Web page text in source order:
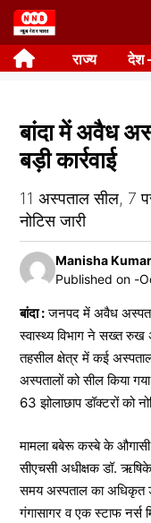
Skip
to
content राज्य देश
बांदा में अवैध
बड़ी कार्रवाई
11 अस्पताल सील, 7
नोटिस जारी
Manisha
Published on -
बांदा :जनपद में अवैध
स्वास्थ्य विभाग ने सख्त रुख
तहसील क्षेत्र में कई
अस्पतालों को सील किया
63 झोलाछाप डॉक्टरों को
मामला बबेरू कस्बे के औगासी
सीएचसी अधीक्षक डॉ.
समय अस्पताल का अधिकृत
गंगासागर व एक स्टाफ नर्स